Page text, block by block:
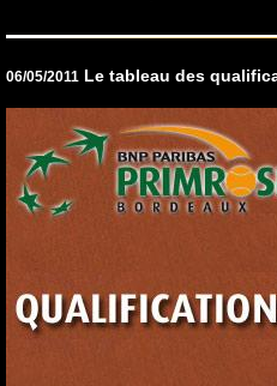
06/05/2011 Le tableau des